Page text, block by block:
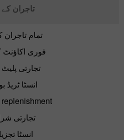
تاجران کے
تمام تاجران
فوری اکاؤنٹ
تجارتی
انسٹا ٹریڈ
replenishment
تجارتی
انسٹا